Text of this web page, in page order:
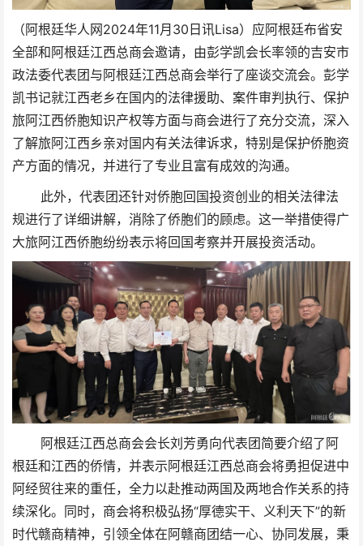
（阿根廷华人网2024年11月30日讯Lisa）应阿根廷布省安
全部和阿根廷江西总商会邀请，由彭学凯会长率领的吉安市
政法委代表团与阿根廷江西总商会举行了座谈交流会。彭学
凯书记就江西老乡在国内的法律援助、案件审判执行、保护
旅阿江西侨胞知识产权等方面与商会进行了充分交流，深入
了解旅阿江西乡亲对国内有关法律诉求，特别是保护侨胞资
产方面的情况，并进行了专业且富有成效的沟通。
此外，代表团还针对侨胞回国投资创业的相关法律法
规进行了详细讲解，消除了侨胞们的顾虑。这一举措使得广
大旅阿江西侨胞纷纷表示将回国考察并开展投资活动。
阿根廷江西总商会会长刘芳勇向代表团简要介绍了阿
根廷和江西的侨情，并表示阿根廷江西总商会将勇担促进中
阿经贸往来的重任，全力以赴推动两国及两地合作关系的持
续深化。同时，商会将积极弘扬“厚德实干、义利天下”的新
时代赣商精神，引领全体在阿赣商团结一心、协同发展，秉